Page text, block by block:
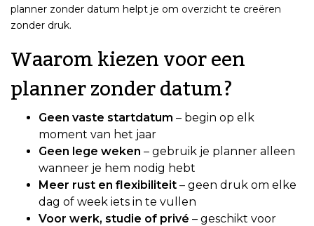
planner zonder datum helpt je om overzicht te creëren
zonder druk.
Waarom kiezen voor een
planner zonder datum?
Geen vaste startdatum – begin op elk
moment van het jaar
Geen lege weken – gebruik je planner alleen
wanneer je hem nodig hebt
Meer rust en flexibiliteit – geen druk om elke
dag of week iets in te vullen
Voor werk, studie of privé – geschikt voor